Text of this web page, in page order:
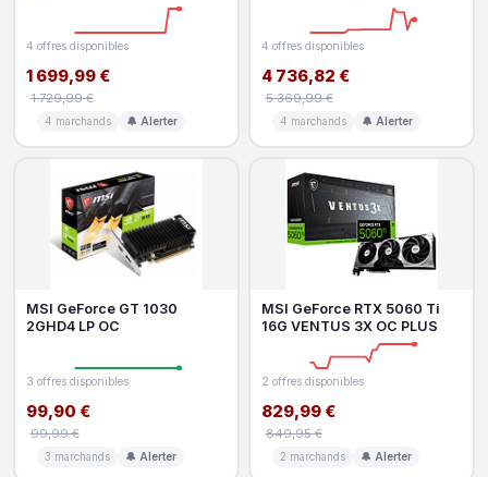
4 offres disponibles
1 699,99 €
1 729,99 €
4 marchands 🔔 Alerter
4 offres disponibles
4 736,82 €
5 369,99 €
4 marchands 🔔 Alerter
MSI GeForce GT 1030
2GHD4 LP OC
3 offres disponibles
99,90 €
99,99 €
3 marchands 🔔 Alerter
MSI GeForce RTX 5060 Ti
16G VENTUS 3X OC PLUS
2 offres disponibles
829,99 €
849,95 €
2 marchands 🔔 Alerter